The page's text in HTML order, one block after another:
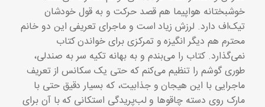
خوشبختانه هواپیما هم قصد حرکت و به قول خودشان
تیک‌اف دارد. لرزش زیاد است و ماجرای تعریفی این دو خانم
محترم هم دیگر انگیزه و تمرکزی برای خواندن کتاب
نمی‌گذارد. کتاب را می‌بندم و به بهانه تکیه سر به صندلی،
طوری گوشم را تنظیم می‌کنم که حتی یک سکانس از تعریف
ماجرایی با این هیجان و جذابیت، که بسیار دقیق حتی با
مارک روی دسته چاقوها و لب‌پریدگی استکانی که با آن برای